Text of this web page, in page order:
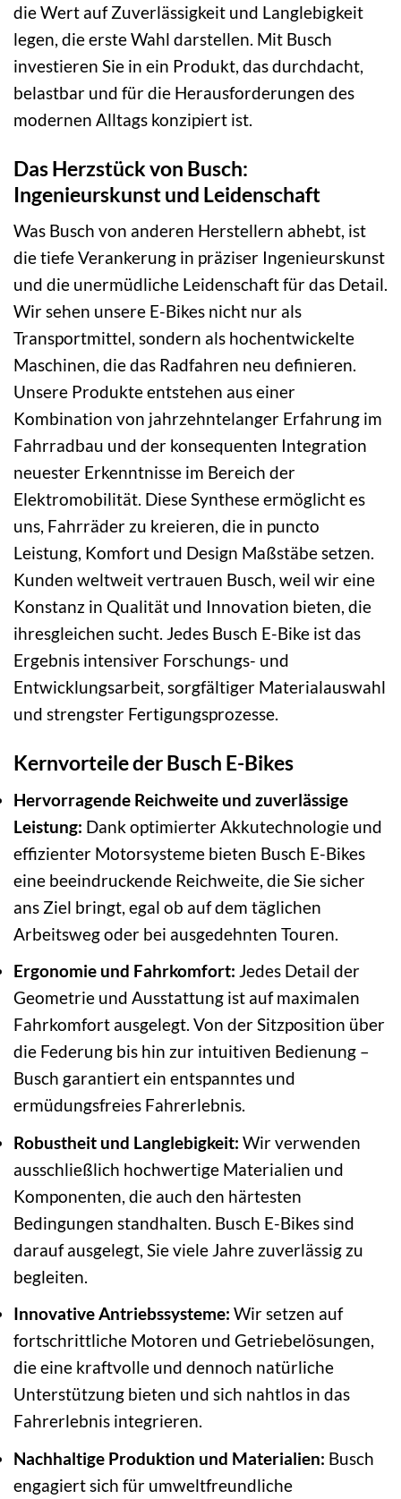
die Wert auf Zuverlässigkeit und Langlebigkeit
legen, die erste Wahl darstellen. Mit Busch
investieren Sie in ein Produkt, das durchdacht,
belastbar und für die Herausforderungen des
modernen Alltags konzipiert ist.
Das Herzstück von Busch:
Ingenieurskunst und Leidenschaft
Was Busch von anderen Herstellern abhebt, ist
die tiefe Verankerung in präziser Ingenieurskunst
und die unermüdliche Leidenschaft für das Detail.
Wir sehen unsere E-Bikes nicht nur als
Transportmittel, sondern als hochentwickelte
Maschinen, die das Radfahren neu definieren.
Unsere Produkte entstehen aus einer
Kombination von jahrzehntelanger Erfahrung im
Fahrradbau und der konsequenten Integration
neuester Erkenntnisse im Bereich der
Elektromobilität. Diese Synthese ermöglicht es
uns, Fahrräder zu kreieren, die in puncto
Leistung, Komfort und Design Maßstäbe setzen.
Kunden weltweit vertrauen Busch, weil wir eine
Konstanz in Qualität und Innovation bieten, die
ihresgleichen sucht. Jedes Busch E-Bike ist das
Ergebnis intensiver Forschungs- und
Entwicklungsarbeit, sorgfältiger Materialauswahl
und strengster Fertigungsprozesse.
Kernvorteile der Busch E-Bikes
Hervorragende Reichweite und zuverlässige
Leistung: Dank optimierter Akkutechnologie und
effizienter Motorsysteme bieten Busch E-Bikes
eine beeindruckende Reichweite, die Sie sicher
ans Ziel bringt, egal ob auf dem täglichen
Arbeitsweg oder bei ausgedehnten Touren.
Ergonomie und Fahrkomfort: Jedes Detail der
Geometrie und Ausstattung ist auf maximalen
Fahrkomfort ausgelegt. Von der Sitzposition über
die Federung bis hin zur intuitiven Bedienung –
Busch garantiert ein entspanntes und
ermüdungsfreies Fahrerlebnis.
Robustheit und Langlebigkeit: Wir verwenden
ausschließlich hochwertige Materialien und
Komponenten, die auch den härtesten
Bedingungen standhalten. Busch E-Bikes sind
darauf ausgelegt, Sie viele Jahre zuverlässig zu
begleiten.
Innovative Antriebssysteme: Wir setzen auf
fortschrittliche Motoren und Getriebelösungen,
die eine kraftvolle und dennoch natürliche
Unterstützung bieten und sich nahtlos in das
Fahrerlebnis integrieren.
Nachhaltige Produktion und Materialien: Busch
engagiert sich für umweltfreundliche